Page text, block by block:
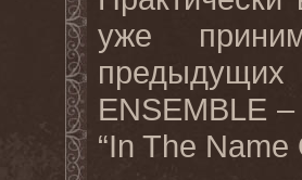
уже
ENSEMBLE
“In The